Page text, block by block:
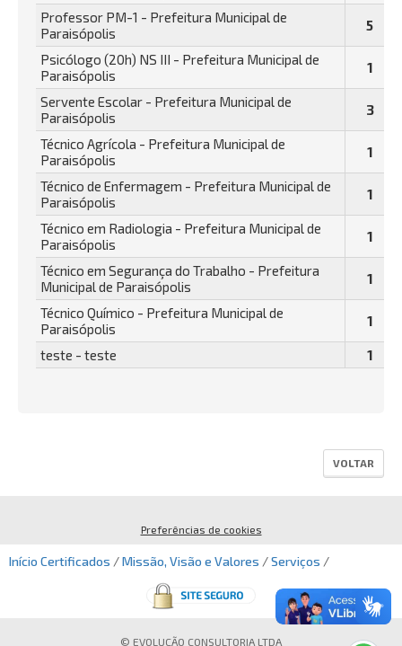
Professor PM-1 - Prefeitura Municipal de
Paraisópolis
5
Psicólogo (20h) NS III - Prefeitura Municipal de
Paraisópolis
1
Servente Escolar - Prefeitura Municipal de
Paraisópolis
3
Técnico Agrícola - Prefeitura Municipal de
Paraisópolis
1
Técnico de Enfermagem - Prefeitura Municipal de
Paraisópolis
1
Técnico em Radiologia - Prefeitura Municipal de
Paraisópolis
1
Técnico em Segurança do Trabalho - Prefeitura
Municipal de Paraisópolis
1
Técnico Químico - Prefeitura Municipal de
Paraisópolis
1
teste - teste 1
VOLTAR
Preferências de cookies
Início Certificados /Missão, Visão e Valores /Serviços /
© EVOLUÇÃO CONSULTORIA LTDA